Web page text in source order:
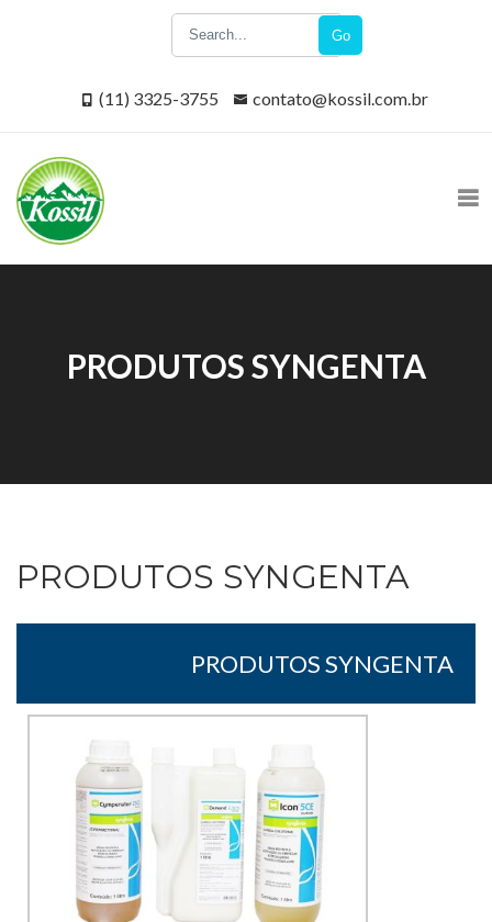
Go
(11) 3325-3755 contato@kossil.com.br
PRODUTOS SYNGENTA
PRODUTOS SYNGENTA
PRODUTOS SYNGENTA